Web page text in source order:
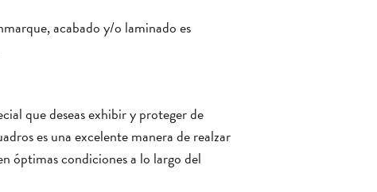
acabado y/o laminado es
que deseas exhibir y proteger de
es una excelente manera de realzar
óptimas condiciones a lo largo del